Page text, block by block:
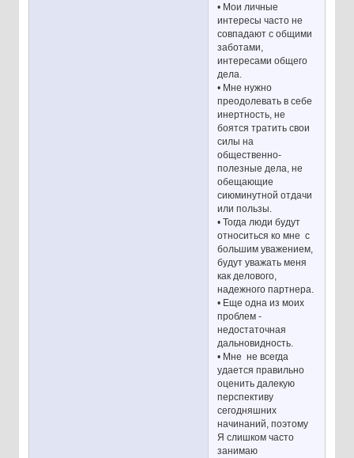
• Мои личные
интересы часто не
совпадают с общими
заботами,
интересами общего
дела.
• Мне нужно
преодолевать в себе
инертность, не
боятся тратить свои
силы на
общественно-
полезные дела, не
обещающие
сиюминутной отдачи
или пользы.
• Тогда люди будут
относиться ко мне с
большим уважением,
будут уважать меня
как делового,
надежного партнера.
• Еще одна из моих
проблем -
недостаточная
дальновидность.
• Мне не всегда
удается правильно
оценить далекую
перспективу
сегодняшних
начинаний, поэтому
Я слишком часто
занимаю